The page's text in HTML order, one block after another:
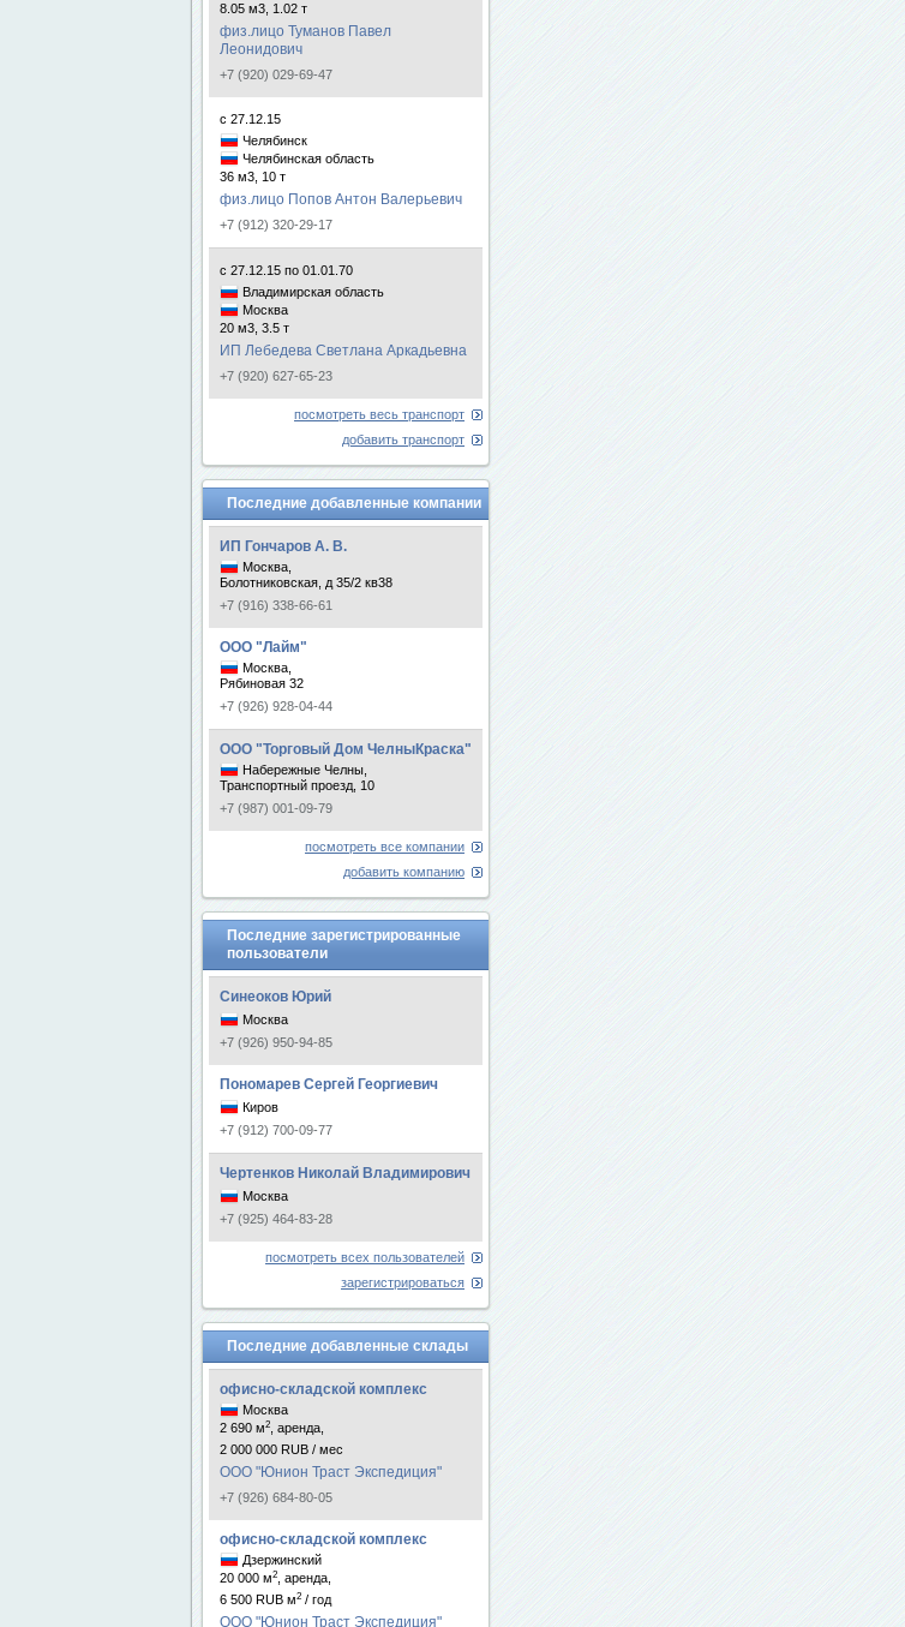
8.05 м3, 1.02 т
физ.лицо Туманов Павел
Леонидович
+7 (920) 029-69-47
с 27.12.15
Челябинск
Челябинская область
36 м3, 10 т
физ.лицо Попов Антон Валерьевич
+7 (912) 320-29-17
с 27.12.15 по 01.01.70
Владимирская область
Москва
20 м3, 3.5 т
ИП Лебедева Светлана Аркадьевна
+7 (920) 627-65-23
посмотреть весь транспорт
добавить транспорт
Последние добавленные компании
ИП Гончаров А. В.
Москва,
Болотниковская, д 35/2 кв38
+7 (916) 338-66-61
ООО "Лайм"
Москва,
Рябиновая 32
+7 (926) 928-04-44
ООО "Торговый Дом ЧелныКраска"
Набережные Челны,
Транспортный проезд, 10
+7 (987) 001-09-79
посмотреть все компании
добавить компанию
Последние зарегистрированные
пользователи
Синеоков Юрий
Москва
+7 (926) 950-94-85
Пономарев Сергей Георгиевич
Киров
+7 (912) 700-09-77
Чертенков Николай Владимирович
Москва
+7 (925) 464-83-28
посмотреть всех пользователей
зарегистрироваться
Последние добавленные склады
офисно-складской комплекс
Москва
2 690 м2
, аренда,
2 000 000 RUB / мес
ООО "Юнион Траст Экспедиция"
+7 (926) 684-80-05
офисно-складской комплекс
Дзержинский
20 000 м2
, аренда,
6 500 RUB м2 / год
ООО "Юнион Траст Экспедиция"